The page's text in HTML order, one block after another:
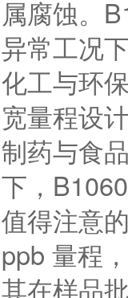
属腐蚀。
异常工况
化工与环
宽量程设
制药与食
下，
值得注意
ppb 量程
其在样品